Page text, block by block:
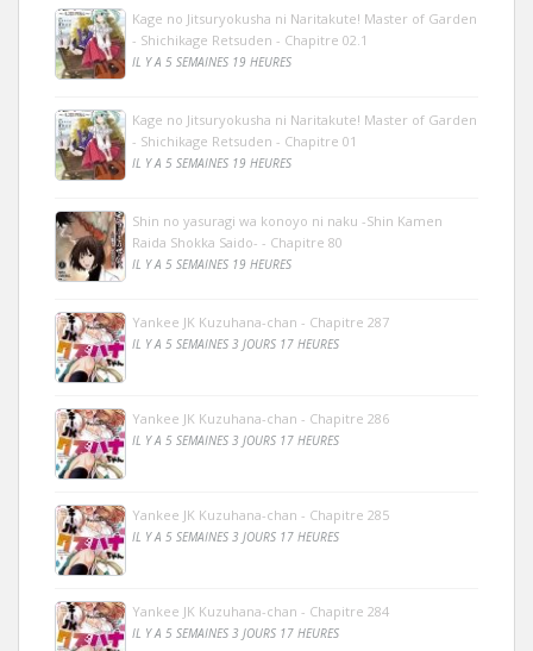
Kage no Jitsuryokusha ni Naritakute! Master of Garden
- Shichikage Retsuden - Chapitre 02.1
IL Y A 5 SEMAINES 19 HEURES
Kage no Jitsuryokusha ni Naritakute! Master of Garden
- Shichikage Retsuden - Chapitre 01
IL Y A 5 SEMAINES 19 HEURES
Shin no yasuragi wa konoyo ni naku -Shin Kamen
Raida Shokka Saido- - Chapitre 80
IL Y A 5 SEMAINES 19 HEURES
Yankee JK Kuzuhana-chan - Chapitre 287
IL Y A 5 SEMAINES 3 JOURS 17 HEURES
Yankee JK Kuzuhana-chan - Chapitre 286
IL Y A 5 SEMAINES 3 JOURS 17 HEURES
Yankee JK Kuzuhana-chan - Chapitre 285
IL Y A 5 SEMAINES 3 JOURS 17 HEURES
Yankee JK Kuzuhana-chan - Chapitre 284
IL Y A 5 SEMAINES 3 JOURS 17 HEURES